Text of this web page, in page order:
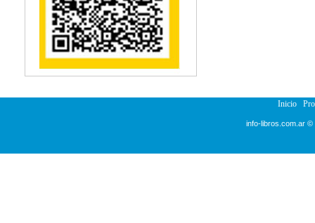
Reumatología
Salud Pública
Semiología
Terapia Ocupacional
Urología
Inicio
info-libros.com.ar